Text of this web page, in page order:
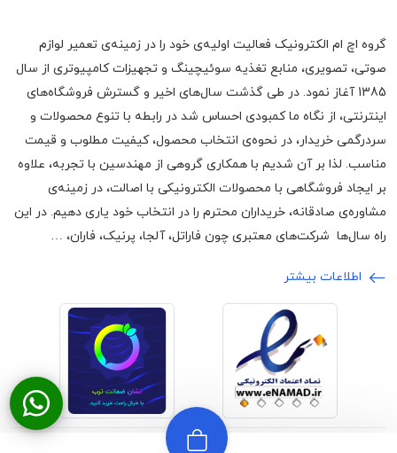
گروه اچ ام الکترونیک فعالیت اولیه‌ی خود را در زمینه‌‌ی تعمیر لوازم
صوتی، تصویری، منابع تغذیه سوئیچینگ و تجهیزات کامپیوتری از سال
1385 آغاز نمود. در طی گذشت سال‌های اخیر و گسترش فروشگاه‌های
اینترنتی، از نگاه ما کمبودی احساس شد در رابطه با تنوع محصولات و
سردرگمی خریدار، در نحوه‌ی انتخاب محصول، کیفیت مطلوب و قیمت
مناسب. لذا بر آن شدیم با همکاری گروهی از مهندسین با تجربه، علاوه
بر ایجاد فروشگاهی با محصولات الکترونیکی با اصالت، در زمینه‌ی
مشاوره‌ی صادقانه، خریداران محترم را در انتخاب خود یاری دهیم. در این
راه سال‌ها شرکت‌های معتبری چون فاراتل، آلجا، پرنیک، فاران، …
اطلاعات بیشتر